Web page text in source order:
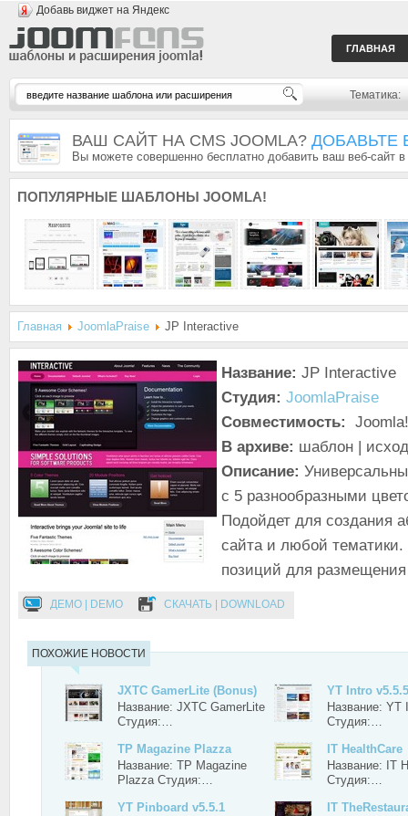
Добавь виджет на Яндекс
ГЛАВНАЯ
Тематика:
ВАШ САЙТ НА CMS JOOMLA? ДОБАВЬТЕ
Вы можете совершенно бесплатно добавить ваш веб-сайт
ПОПУЛЯРНЫЕ ШАБЛОНЫ JOOMLA!
Главная JoomlaPraise JP Interactive
Название: JP Interactive
Студия: JoomlaPraise
Совместимость:
В архиве: шаблон |
Описание:
с 5 разнообразными
Подойдет для создания
сайта и любой
позиций для
ДЕМО | DEMO СКАЧАТЬ | DOWNLOAD
ПОХОЖИЕ НОВОСТИ
JXTC GamerLite (Bonus)
Название: JXTC GamerLite
Студия:…
YT Intro v5.5.5
Название: YT
Студия:…
TP Magazine Plazza
Название: TP Magazine
Plazza Студия:…
IT HealthCare
Название: IT
Студия:…
YT Pinboard v5.5.1
IT